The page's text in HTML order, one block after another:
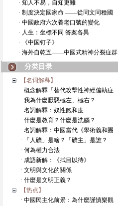
· 知人不易，自知更難
· 制度決定國家命 ——從同文同種國
· 中國政府六次養老口號的變化
· 人生：坐標不同 答案各異
· 《中国钉子》
· 海外自乾五——中國式精神分裂症群
分类目录
【名词解释】
· 概念解釋「替代攻擊性神經偏執症
· 我為什麼厭惡極左、極右？
· 名詞解釋：奴性飽和度
· 什麼是教育？什麼是洗腦？
· 名詞解釋：中國當代《學術義和團
· 「人礦」是啥？「礦主」是誰？
· 何為權力合法
· 成語新解：《拭目以待》
· 文明與文化的關係
· 什麼是文明正義？
【热点】
· 中國民主化前景：為什麼謹慎樂觀